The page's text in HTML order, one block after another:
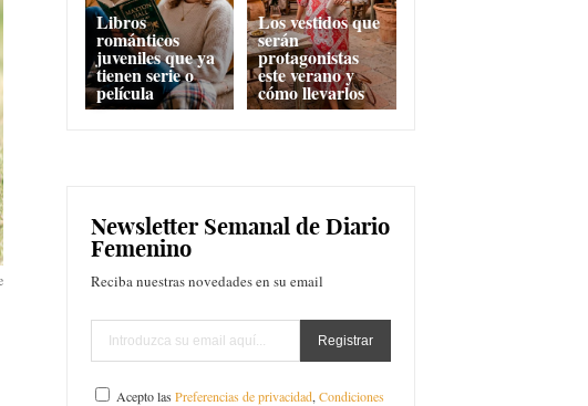
Libros
románticos
juveniles que ya
tienen serie o
película
Los vestidos que
serán
protagonistas
este verano y
cómo llevarlos
Newsletter Semanal de Diario
Femenino
Reciba nuestras novedades en su email
Acepto lasPreferencias de privacidad,Condiciones